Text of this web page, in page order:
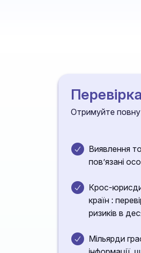
Отримуйте повну
Виявлення
пов’язані
Крос-
країн :
ризиків в
Мільярди